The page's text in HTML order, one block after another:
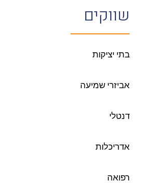
שווקים
בתי יציקות
אביזרי שמיעה
דנטלי
אדריכלות
רפואה